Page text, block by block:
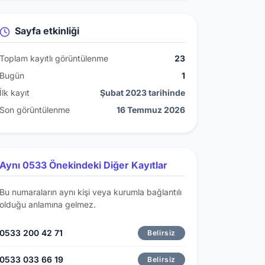
Sayfa etkinliği
Toplam kayıtlı görüntülenme
23
Bugün
1
İlk kayıt
Şubat 2023 tarihinde
Son görüntülenme
16 Temmuz 2026
Aynı 0533 Önekindeki Diğer Kayıtlar
Bu numaraların aynı kişi veya kurumla bağlantılı
olduğu anlamına gelmez.
0533 200 42 71 Belirsiz
0533 033 66 19 Belirsiz